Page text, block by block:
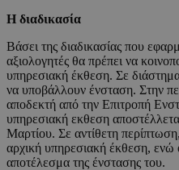
Η διαδικασία
Βάσει της διαδικασίας που
αξιολογητές θα πρέπει να
υπηρεσιακή έκθεση. Σε
να υποβάλλουν ένσταση. Στην
αποδεκτή από την Επιτροπή
υπηρεσιακή εκθεση
Μαρτίου. Σε αντίθετη
αρχική υπηρεσιακή έκθεση, ενώ
αποτέλεσμα της ένστασης του.